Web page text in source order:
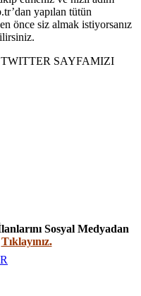
yapılan tütün
önce siz almak istiyorsanız
SAYFAMIZI
Sosyal Medyadan
Tıklayınız.